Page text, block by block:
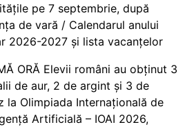
pe 7 septembrie, după
de vară / Calendarul anului
2026-2027 și lista vacanțelor
ORĂ Elevii români au obținut 3
de aur, 2 de argint și 3 de
la Olimpiada Internațională de
Artificială – IOAI 2026,